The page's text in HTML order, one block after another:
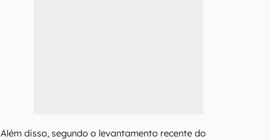
Além disso, segundo o levantamento recente do